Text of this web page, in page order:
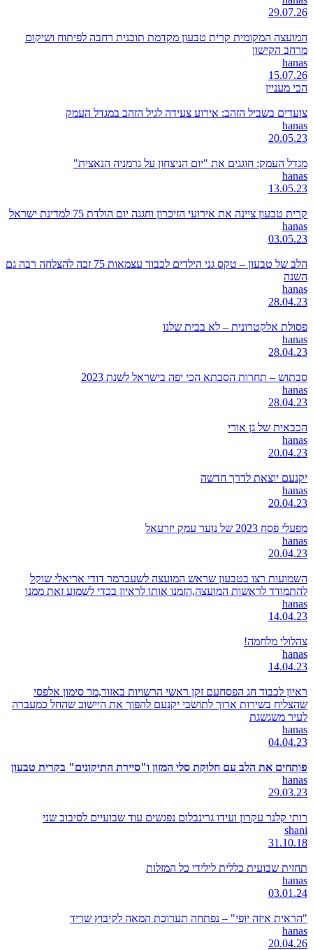
29.07.26
המועצה המקומית קרית טבעון מקדמת תוכנית רחבה לפיתוח ושיקום
מרחב הקישון
hanas
15.07.26
הכי מעניין
צועדים בשביל הזהב: אירוע צעידה לגיל הזהב במגדל העמק
hanas
20.05.23
מגדל העמק: חוגגים את "יום הניצחון על גרמניה הנאצית"
hanas
13.05.23
קרית טבעון ציינה את אירועי הזיכרון וחגגה יום הולדת 75 למדינת ישראל
hanas
03.05.23
הלב של טבעון – טקס גני הילדים לכבוד עצמאות 75 זכה להצלחה רבה גם
השנה
hanas
28.04.23
פסולת אלקטרונית – לא בבית שלנו
hanas
28.04.23
סבתוש – תחרות הסבתא הכי יפה בישראל לשנת 2023
hanas
28.04.23
הכבאית של גן אורי
hanas
20.04.23
יקנעם יוצאת לדרך חדשה
hanas
20.04.23
מפעלי פסח 2023 של נוער עמק יזרעאל
hanas
20.04.23
השמועות רצו בטבעון שראש המועצה לשעברמר דודי אריאלי שוקל
להתמודד לראשות המועצה,הזמנו אותו לראיון בכדי לשמוע זאת ממנו
hanas
14.04.23
צהלולי מלחמה!
hanas
14.04.23
ראיון לכבוד חג הפסחעם זקן ראשי הרשויות באזור,מר סימון אלפסי
שהצליח בשירות ארוך לתושבי יקנעם להפוך את היישוב שהחל כמעברה
לעיר משגשגת
hanas
04.04.23
פותחים את הלב עם חלוקת סלי המזון ו"סיירת התיקונים" בקרית טבעון
hanas
29.03.23
רותי קלנר עקרון ועידו גרינבלום נפגשים עוד שבועיים לסיבוב שני
shani
31.10.18
תחזית שבועית כללית לילידי כל המזלות
hanas
03.01.24
"הראית איזה יופי" – נפתחה תערוכת המאה לקיבוץ שריד
hanas
20.04.26